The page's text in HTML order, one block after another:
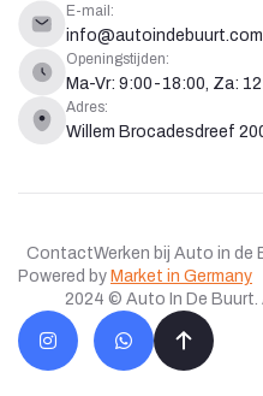
E-mail:
info@autoindebuurt.com
Openingstijden:
Ma-Vr: 9:00-18:00, Za:
Adres:
Willem Brocadesdreef
2024 © Auto In De Buurt.
Powered by Market in Germany
ContactWerken bij Auto in de
I
n
s
t
W
h
a
t